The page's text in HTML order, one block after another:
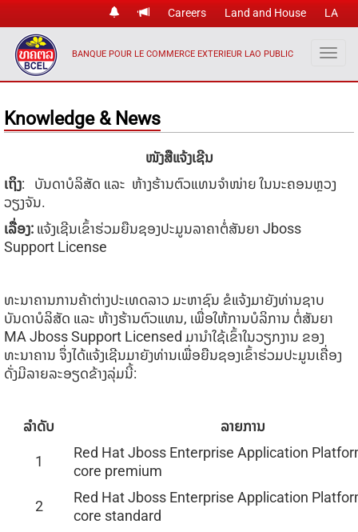
Careers Land and House LA
BANQUE POUR LE COMMERCE EXTERIEUR LAO PUBLIC
Knowledge & News
ໜັງສືແຈ້ງເຊີນ
ເຖິງ: ບັນດາບໍລິສັດ ແລະ ຫ້າງຮ້ານຕົວແທນຈໍາໜ່າຍ ໃນນະຄອນຫຼວງ
ວຽງຈັນ.
ເລື່ອງ: ​ແຈ້ງເຊີນເຂົ້າຮ່ວມຍືນຊອງປະມູນລາຄາຕໍ່ສັນຍາ Jboss
Support License
ທະນາຄານການຄ້າຕ່າງປະເທດລາວ ມະຫາຊົນ ຂໍແຈ້ງມາຍັງທ່ານຊາບ
ບັນດາບໍລິສັດ ແລະ ຫ້າງຮ້ານຕົວແທນ, ເພື່ອໃຫ້ການບໍລິການ ຕໍ່ສັນຍາ
MA Jboss Support Licensed ມານໍາໃຊ້ເຂົ້າໃນວຽກງານ ຂອງ
ທະນາຄານ ຈຶ່ງໄດ້ແຈ້ງເຊີນມາຍັງທ່ານເພື່ອຍືນຊອງເຂົ້າຮ່ວມປະມູນເຄື່ອງ
ດັ່ງມີລາຍລະອຽດຂ້າງລຸ່ມນີ້:
ລໍາດັບ ລາຍການ
1
Red Hat Jboss Enterprise Application
core premium
2
Red Hat Jboss Enterprise Application
core standard